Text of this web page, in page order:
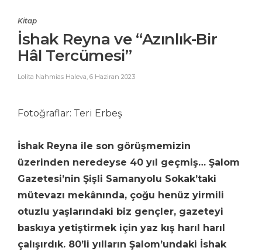
Kitap
İshak Reyna ve “Azınlık-Bir
Hâl Tercümesi”
Lolita Nahmias Haleva, 6 Haziran 2023
Fotoğraflar: Teri Erbeş
İshak Reyna ile son görüşmemizin
üzerinden neredeyse 40 yıl geçmiş… Şalom
Gazetesi’nin Şişli Samanyolu Sokak’taki
mütevazı mekânında, çoğu henüz yirmili
otuzlu yaşlarındaki biz gençler, gazeteyi
baskıya yetiştirmek için yaz kış harıl harıl
çalışırdık. 80’li yılların Şalom’undaki İshak